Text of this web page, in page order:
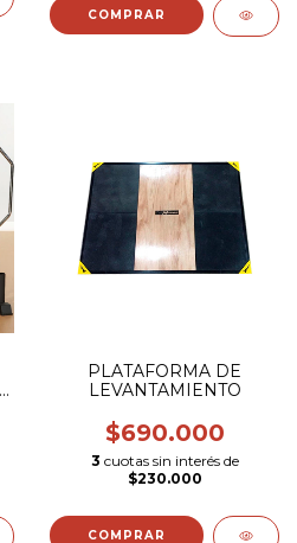
PLATAFORMA DE
LEVANTAMIENTO
$690.000
3 cuotas sin interés de
$230.000